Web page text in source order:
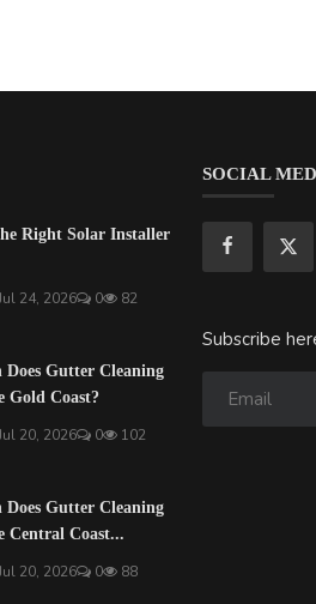
Right Solar Installer
24, 2026 0 82
Does Gutter Cleaning
Gold Coast?
20, 2026 0 102
Does Gutter Cleaning
Central Coast...
20, 2026 0 88
SOCIAL
Subscribe